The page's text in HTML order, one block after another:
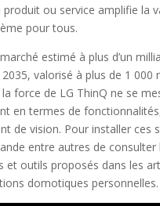
produit ou service amplifie la
pour tous.
estimé à plus d’un
2035, valorisé à plus de 1 000
force de LG ThinQ ne se
en termes de
de vision. Pour installer ces
entre autres de consulter
et outils proposés dans les
domotiques personnelles.